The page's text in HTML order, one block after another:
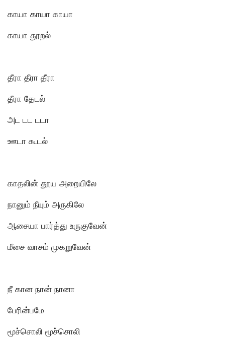
காயா காயா காயா
காயா தூறல்
தீரா தீரா தீரா
தீரா தேடல்
அட டட டடா
ஊடா கூடல்
காதலின் தூய அறையிலே
நானும் நீயும் அருகிலே
ஆசையா பார்த்து உருகுவேன்
மீசை வாசம் முகறுவேன்
நீ கான நான் நானா
பேரின்பமே
மூச்சொலி மூச்சொலி